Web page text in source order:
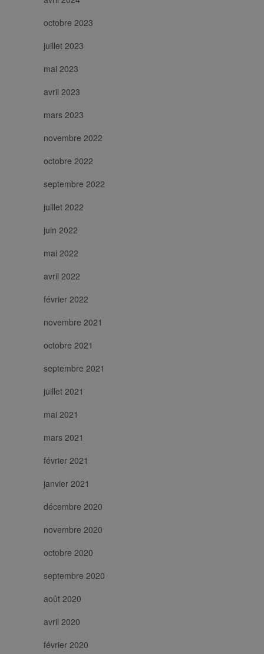
octobre 2023
juillet 2023
mai 2023
avril 2023
mars 2023
novembre 2022
octobre 2022
septembre 2022
juillet 2022
juin 2022
mai 2022
avril 2022
février 2022
novembre 2021
octobre 2021
septembre 2021
juillet 2021
mai 2021
mars 2021
février 2021
janvier 2021
décembre 2020
novembre 2020
octobre 2020
septembre 2020
août 2020
avril 2020
février 2020